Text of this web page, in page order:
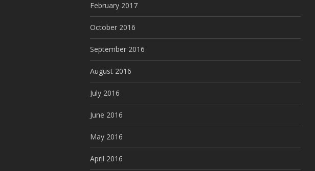
February 2017
October 2016
September 2016
August 2016
July 2016
June 2016
May 2016
April 2016